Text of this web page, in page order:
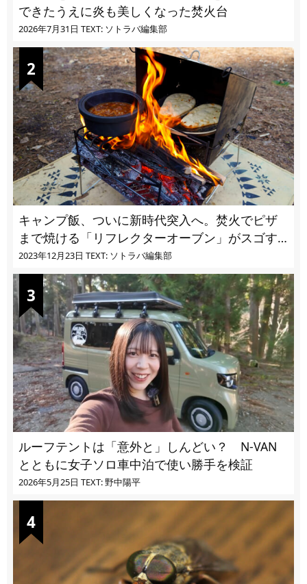
できたうえに炎も美しくなった焚火台
2026年7月31日 TEXT: ソトラバ編集部
キャンプ飯、ついに新時代突入へ。焚火でピザ
まで焼ける「リフレクターオーブン」がスゴす
ぎる
2023年12月23日 TEXT: ソトラバ編集部
ルーフテントは「意外と」しんどい？ N-VAN
とともに女子ソロ車中泊で使い勝手を検証
2026年5月25日 TEXT: 野中陽平